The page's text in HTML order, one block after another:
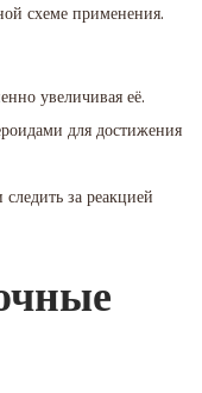
схеме применения.
увеличивая её.
для достижения
за реакцией